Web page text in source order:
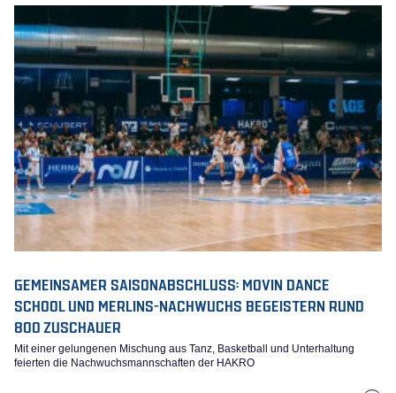
GEMEINSAMER SAISONABSCHLUSS: MOVIN DANCE
SCHOOL UND MERLINS-NACHWUCHS BEGEISTERN RUND
800 ZUSCHAUER
Mit einer gelungenen Mischung aus Tanz, Basketball und Unterhaltung
feierten die Nachwuchsmannschaften der HAKRO